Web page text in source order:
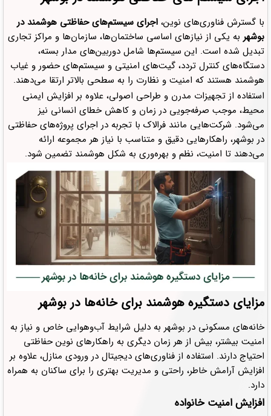
با گسترش فناوری‌های نوین، اجرای سیستم‌های حفاظتی هوشمند در
بوشهر به یکی از نیازهای اساسی ساختمان‌ها، سازمان‌ها و مراکز تجاری
تبدیل شده است. این سیستم‌ها شامل دوربین‌های مدار بسته،
دستگاه‌های کنترل تردد، گیت‌های امنیتی و سیستم‌های حضور و غیاب
هوشمند هستند که امنیت و نظارت را به سطحی بالاتر ارتقا می‌دهند.
استفاده از تجهیزات مدرن و طراحی اصولی، علاوه بر افزایش ایمنی
محیط، موجب صرفه‌جویی در زمان و کاهش خطای انسانی نیز
می‌شود. شرکت‌هایی مانند فرالاک با تجربه در اجرای پروژه‌های حفاظتی
در بوشهر، راهکارهایی دقیق و متناسب با نیاز هر مجموعه ارائه
می‌دهند تا امنیت، نظم و بهره‌وری به شکل هوشمند تضمین شود.
مزایای دستگیره هوشمند برای خانه‌ها در بوشهر
خانه‌های مسکونی در بوشهر به دلیل شرایط آب‌وهوایی خاص و نیاز به
امنیت بیشتر، بیش از هر زمان دیگری به راهکارهای نوین حفاظتی
احتیاج دارند. استفاده از فناوری‌های دیجیتال در ورودی منازل، علاوه بر
افزایش آرامش خاطر، راحتی و مدیریت بهتری را برای ساکنان به همراه
دارد.
افزایش امنیت خانواده